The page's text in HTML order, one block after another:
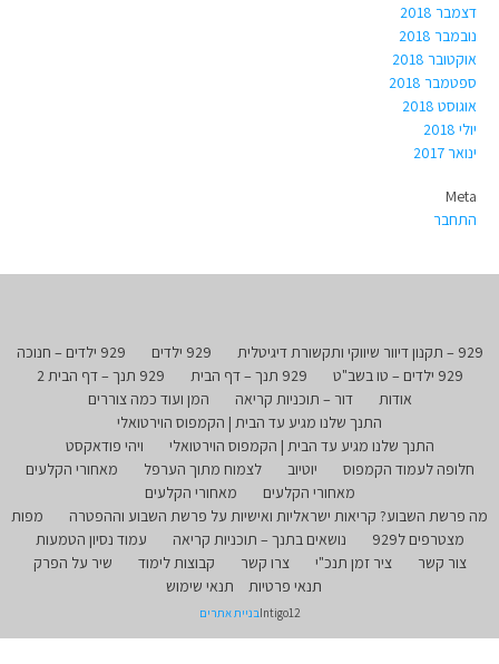
דצמבר 2018
נובמבר 2018
אוקטובר 2018
ספטמבר 2018
אוגוסט 2018
יולי 2018
ינואר 2017
Meta
התחבר
929 – תקנון דיוור שיווקי ותקשורת דיגיטלית 929 ילדים
929 ילדים – חנוכה
929 ילדים – טו בשב"ט
929 תנך – דף הבית
929 תנך – דף הבית 2
אודות
דור – תוכניות קריאה
המן ועוד כמה צוררים
התנך שלנו מגיע עד הבית | הקמפוס הוירטואלי
התנך שלנו מגיע עד הבית | הקמפוס הוירטואלי
ויהי פודאקסט
חלופה לעמוד הקמפוס
יוטיוב לצמוח מתוך הערפל
מאחורי הקלעים
מאחורי הקלעים
מאחורי הקלעים
מה פרשת השבוע? קריאות ישראליות ואישיות על פרשת השבוע וההפטרה
מפות
מצטרפים ל929
נושאים בתנך – תוכניות קריאה
עמוד נסיון הטמעות
צור קשר
ציר זמן תנכ"י צרו קשר קבוצות לימוד
שיר על הפרק
תנאי פרטיות
תנאי שימוש
Intigo12בניית אתרים